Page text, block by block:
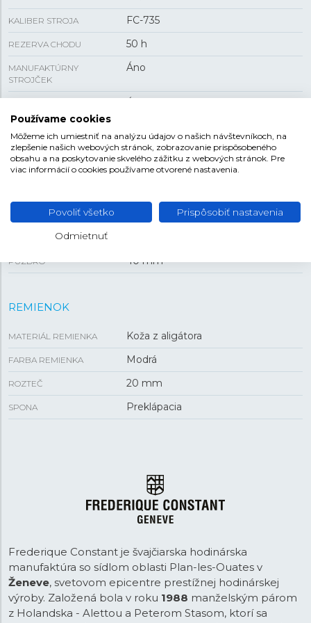
KALIBER STROJA FC-735
REZERVA CHODU 50 h
MANUFAKTÚRNY
STROJČEK
Áno
náťahu , dátum
HMOTNOSŤ 85 g
VEĽKOSŤ
PUZDRO 40 mm
REMIENOK
MATERIÁL REMIENKA Koža z aligátora
FARBA REMIENKA Modrá
ROZTEČ 20 mm
SPONA Preklápacia
Frederique Constant je švajčiarska hodinárska
manufaktúra so sídlom oblasti Plan-les-Ouates v
Ženeve, svetovom epicentre prestížnej hodinárskej
výroby. Založená bola v roku 1988 manželským párom
z Holandska - Alettou a Peterom Stasom, ktorí sa
Používame cookies
Môžeme ich umiestniť na analýzu údajov o našich návštevníkoch, na
zlepšenie našich webových stránok, zobrazovanie prispôsobeného
obsahu a na poskytovanie skvelého zážitku z webových stránok. Pre
viac informácií o cookies používame otvorené nastavenia.
Povoliť všetko Prispôsobiť nastavenia
Odmietnuť